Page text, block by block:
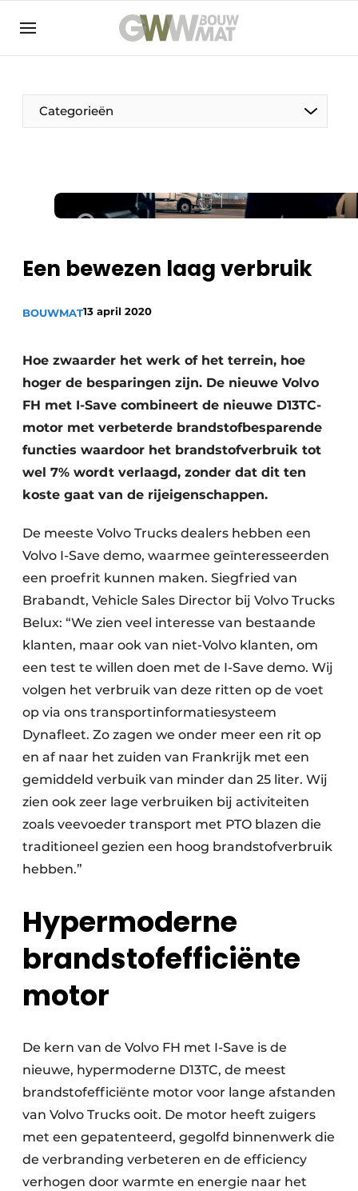
NL EN
Categorieën
De Pen
Kopen/Huren/Leasen
Sloop & Recycling
Bouwtransport
Machines & Materieel
Een bewezen laag verbruik
BOUWMAT13 april 2020
Hoe zwaarder het werk of het terrein, hoe
hoger de besparingen zijn. De nieuwe Volvo
FH met I-Save combineert de nieuwe D13TC-
motor met verbeterde brandstofbesparende
functies waardoor het brandstofverbruik tot
wel 7% wordt verlaagd, zonder dat dit ten
koste gaat van de rijeigenschappen.
De meeste Volvo Trucks dealers hebben een
Volvo I-Save demo, waarmee geïnteresseerden
een proefrit kunnen maken. Siegfried van
Brabandt, Vehicle Sales Director bij Volvo Trucks
Belux: “We zien veel interesse van bestaande
klanten, maar ook van niet-Volvo klanten, om
een test te willen doen met de I-Save demo. Wij
volgen het verbruik van deze ritten op de voet
op via ons transportinformatiesysteem
Dynafleet. Zo zagen we onder meer een rit op
en af naar het zuiden van Frankrijk met een
gemiddeld verbuik van minder dan 25 liter. Wij
zien ook zeer lage verbruiken bij activiteiten
zoals veevoeder transport met PTO blazen die
traditioneel gezien een hoog brandstofverbruik
hebben.”
Hypermoderne
brandstofefficiënte
motor
De kern van de Volvo FH met I-Save is de
nieuwe, hypermoderne D13TC, de meest
brandstofefficiënte motor voor lange afstanden
van Volvo Trucks ooit. De motor heeft zuigers
met een gepatenteerd, gegolfd binnenwerk die
de verbranding verbeteren en de efficiency
verhogen door warmte en energie naar het